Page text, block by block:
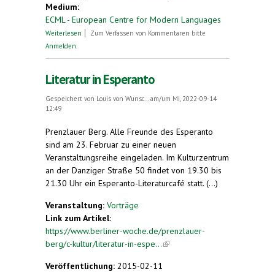
Medium:
ECML - European Centre for Modern Languages
Weiterlesen über Esperanto als ergänzende Sprache - mehr
Zum Verfassen von Kommentaren bitte
Anmelden
Literatur in Esperanto
Gespeichert von Louis von Wunsc...
am/um Mi, 2022-09-14
12:49
Prenzlauer Berg. Alle Freunde des Esperanto
sind am 23. Februar zu einer neuen
Veranstaltungsreihe eingeladen. Im Kulturzentrum
an der Danziger Straße 50 findet von 19.30 bis
21.30 Uhr ein Esperanto-Literaturcafé statt. (...)
Veranstaltung: Vorträge
Link zum Artikel:
https://www.berliner-woche.de/prenzlauer-
berg/c-kultur/literatur-in-espe...(link is external)
Veröffentlichung: 2015-02-11